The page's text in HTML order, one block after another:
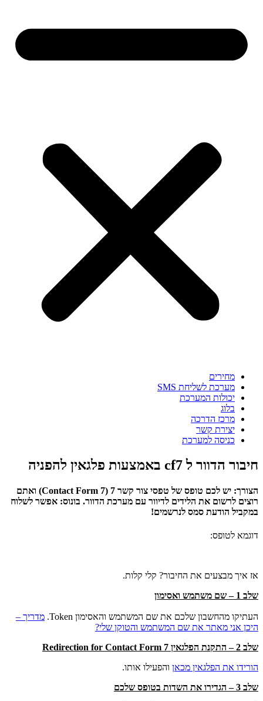
מחירים
מערכת לשליחת SMS
יכולות המערכת
בלוג
מרכז הדרכה
יצירת קשר
כניסה למערכת
חיבור הדוור ל cf7 באמצעות פלגאין להפניה
הצורך: יש לכם טופס של טפסי צור קשר 7 (Contact Form 7) ואתם
רוצים לרשום את הלידים לדיוור עם מערכת הדוור. בונוס: אפשר לשלוח
במקביל הודעת סמס לנרשמים!
דוגמא לטופס:
אז איך מבצעים את החיבור? קלי קלות.
שלב 1 – שם משתמש ואסימון
העתיקו מהחשבון שלכם את שם המשתמש והאסימון Token.
מדריך –
היכן אני מאתר את שם המשתמש והטוקן שלי?
שלב 2 – התקנת הפלגאין Redirection for Contact Form 7
הורידו את הפלגאין מכאן והפעילו אותו.
שלב 3 – הגדירו את השדות בטופס שלכם